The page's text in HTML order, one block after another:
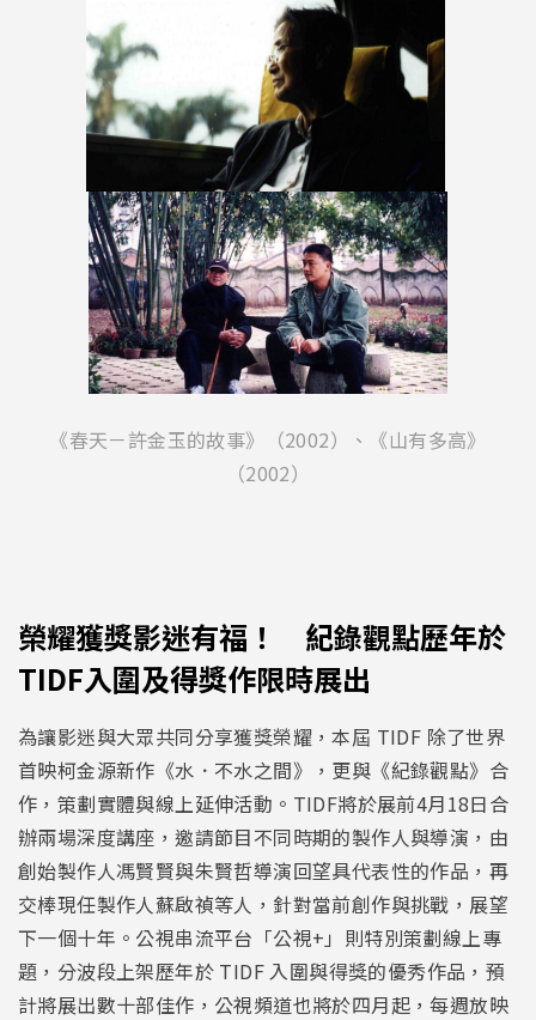
《春天－許金玉的故事》（2002）、《山有多高》
（2002）
榮耀獲獎影迷有福！ 紀錄觀點歷年於
TIDF入圍及得獎作限時展出
為讓影迷與大眾共同分享獲獎榮耀，本屆 TIDF 除了世界
首映柯金源新作《水．不水之間》，更與《紀錄觀點》合
作，策劃實體與線上延伸活動。TIDF將於展前4月18日合
辦兩場深度講座，邀請節目不同時期的製作人與導演，由
創始製作人馮賢賢與朱賢哲導演回望具代表性的作品，再
交棒現任製作人蘇啟禎等人，針對當前創作與挑戰，展望
下一個十年。公視串流平台「公視+」則特別策劃線上專
題，分波段上架歷年於 TIDF 入圍與得獎的優秀作品，預
計將展出數十部佳作，公視頻道也將於四月起，每週放映